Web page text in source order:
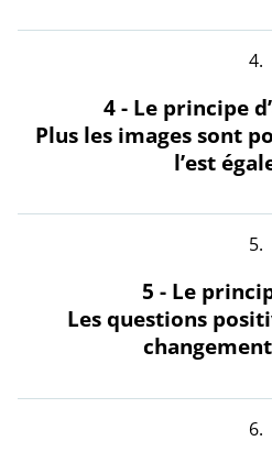
4 - Le principe
Plus les images sont
l’est
5 - Le
Les questions